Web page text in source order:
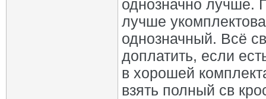
однозначно лучше.
лучше
однозначный. Всё
доплатить, если
в хорошей
взять полный св